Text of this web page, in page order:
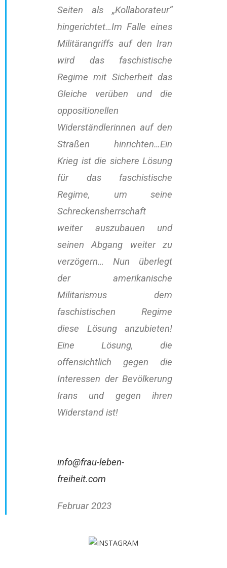
Seiten als „Kollaborateur“
hingerichtet…Im Falle eines
Militärangriffs auf den Iran
wird das faschistische
Regime mit Sicherheit das
Gleiche verüben und die
oppositionellen
Widerständlerinnen auf den
Straßen hinrichten…Ein
Krieg ist die sichere Lösung
für das faschistische
Regime, um seine
Schreckensherrschaft
weiter auszubauen und
seinen Abgang weiter zu
verzögern… Nun überlegt
der amerikanische
Militarismus dem
faschistischen Regime
diese Lösung anzubieten!
Eine Lösung, die
offensichtlich gegen die
Interessen der Bevölkerung
Irans und gegen ihren
Widerstand ist!
info@frau-leben-
freiheit.com
Februar 2023